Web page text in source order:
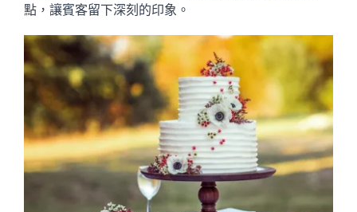
點，讓賓客留下深刻的印象。